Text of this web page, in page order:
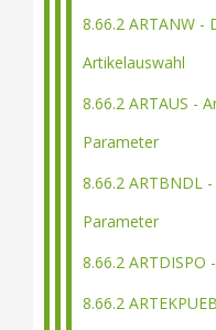
8.66.2 ARTANW -
Artikelauswahl
8.66.2 ARTAUS -
Parameter
8.66.2 ARTBNDL
Parameter
8.66.2
8.66.2